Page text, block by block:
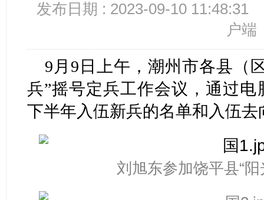
发布日期 : 2023-09-10 11:48:31
户端
9月9日上午，潮州市各县（
兵”摇号定兵工作会议，通过
下半年入伍新兵的名单和入伍去
刘旭东参加饶平县“